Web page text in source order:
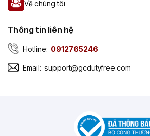
Về chúng tôi
Thông tin liên hệ
Hotline: 0912765246
Email: support@gcdutyfree.com